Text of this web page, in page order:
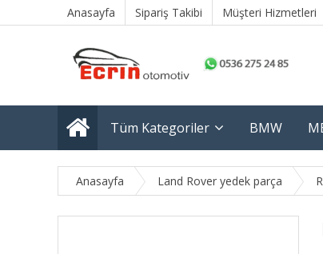
Anasayfa Sipariş Takibi Müşteri Hizmetleri
Tüm Kategoriler BMW
Anasayfa Land Rover yedek parça